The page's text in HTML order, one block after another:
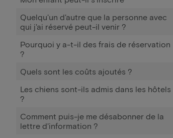
Quelqu'un d'autre que la personne avec
qui j'ai réservé peut-il venir ?
Pourquoi y a-t-il des frais de réservation
?
Quels sont les coûts ajoutés ?
Les chiens sont-ils admis dans les hôtels
?
Comment puis-je me désabonner de la
lettre d'information ?